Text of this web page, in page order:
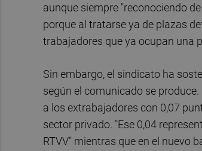
aunque siempre "reconociendo
porque al tratarse ya de plazas
trabajadores que ya ocupan una
Sin embargo, el sindicato ha
según el comunicado se
a los extrabajadores con 0,07
sector privado. "Ese 0,04
RTVV" mientras que en el nuevo